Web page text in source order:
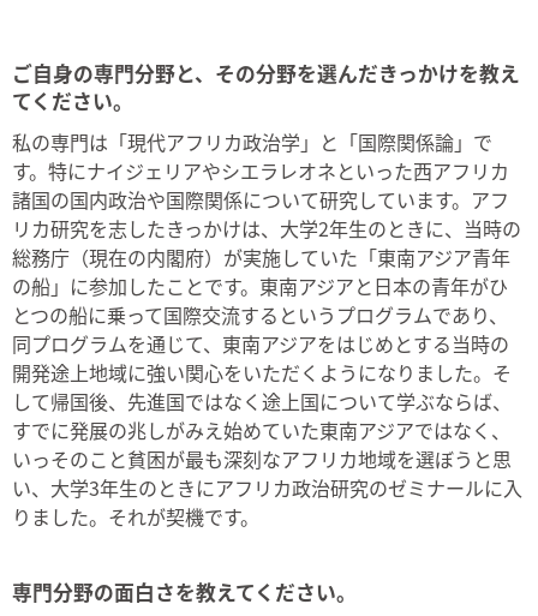
ご自身の専門分野と、その分野を選んだきっかけを教え
てください。
私の専門は「現代アフリカ政治学」と「国際関係論」で
す。特にナイジェリアやシエラレオネといった西アフリカ
諸国の国内政治や国際関係について研究しています。アフ
リカ研究を志したきっかけは、大学2年生のときに、当時の
総務庁（現在の内閣府）が実施していた「東南アジア青年
の船」に参加したことです。東南アジアと日本の青年がひ
とつの船に乗って国際交流するというプログラムであり、
同プログラムを通じて、東南アジアをはじめとする当時の
開発途上地域に強い関心をいただくようになりました。そ
して帰国後、先進国ではなく途上国について学ぶならば、
すでに発展の兆しがみえ始めていた東南アジアではなく、
いっそのこと貧困が最も深刻なアフリカ地域を選ぼうと思
い、大学3年生のときにアフリカ政治研究のゼミナールに入
りました。それが契機です。
専門分野の面白さを教えてください。